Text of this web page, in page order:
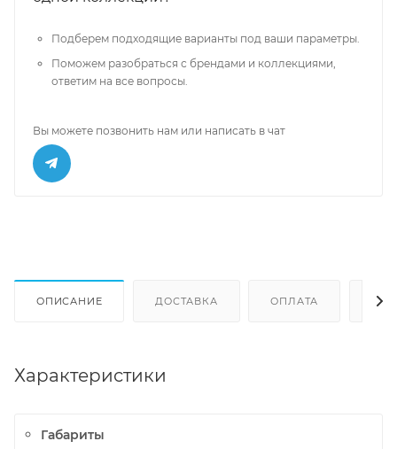
Подберем подходящие варианты под ваши параметры.
Поможем разобраться с брендами и коллекциями,
ответим на все вопросы.
Вы можете позвонить нам или написать в чат
ОПИСАНИЕ ДОСТАВКА ОПЛАТА
Характеристики
Габариты